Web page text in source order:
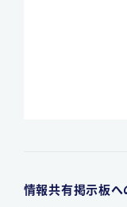
情報共有掲示板